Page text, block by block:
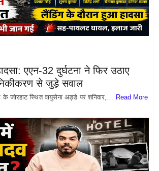
एएन-32 दुर्घटना ने फिर उठाए
से जुड़े सवाल
के जोरहाट स्थित वायुसेना अड्डे पर शनिवार,… Read More